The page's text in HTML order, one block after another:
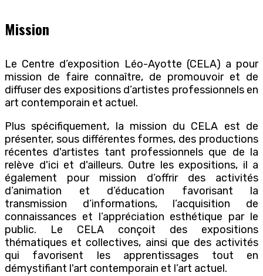
Mission
Le Centre d’exposition Léo-Ayotte (CELA) a pour
mission de faire connaître, de promouvoir et de
diffuser des expositions d’artistes professionnels en
art contemporain et actuel.
Plus spécifiquement, la mission du CELA est de
présenter, sous différentes formes, des productions
récentes d'artistes tant professionnels que de la
relève d'ici et d'ailleurs. Outre les expositions, il a
également pour mission d’offrir des activités
d’animation et d’éducation favorisant la
transmission d’informations, l’acquisition de
connaissances et l’appréciation esthétique par le
public. Le CELA conçoit des expositions
thématiques et collectives, ainsi que des activités
qui favorisent les apprentissages tout en
démystifiant l'art contemporain et l’art actuel.